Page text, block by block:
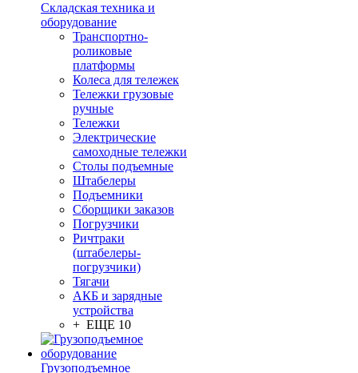
Складская техника и
оборудование
Транспортно-
роликовые
платформы
Колеса для тележек
Тележки грузовые
ручные
Тележки
Электрические
самоходные тележки
Столы подъемные
Штабелеры
Подъемники
Сборщики заказов
Погрузчики
Ричтраки
(штабелеры-
погрузчики)
Тягачи
АКБ и зарядные
устройства
+ ЕЩЕ 10
Грузоподъемное